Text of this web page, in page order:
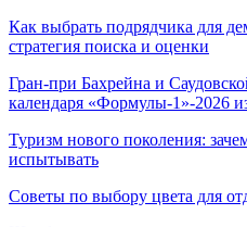
Как выбрать подрядчика для
стратегия поиска и оценки
Гран-при Бахрейна и
календаря «Формулы-1»-2026
Туризм нового поколения:
испытывать
Советы по выбору цвета для